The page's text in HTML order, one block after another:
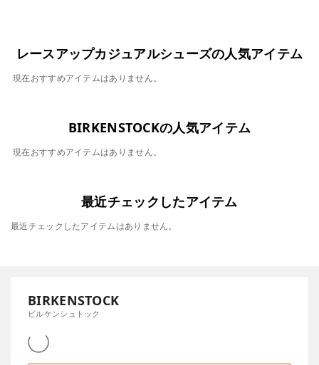
レースアップカジュアルシューズの人気アイテム
現在おすすめアイテムはありません。
BIRKENSTOCKの人気アイテム
現在おすすめアイテムはありません。
最近チェックしたアイテム
最近チェックしたアイテムはありません。
BIRKENSTOCK
ビルケンシュトック